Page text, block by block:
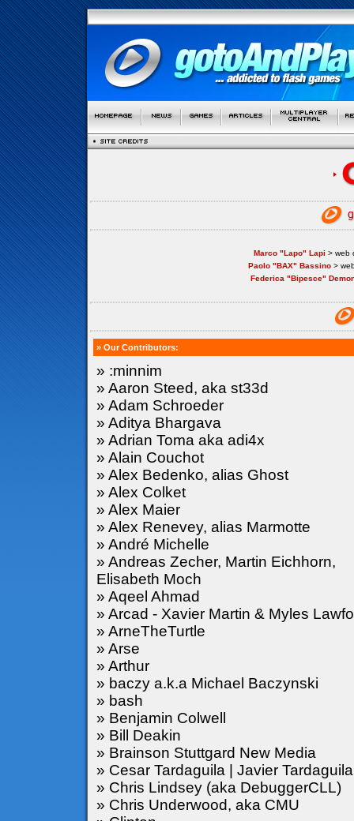
Marco "Lapo" Lapi > web
Paolo "BAX" Bassino >
Federica "Bipesce"
» Our Contributors:
» :minnim
» Aaron Steed, aka st33d
» Adam Schroeder
» Aditya Bhargava
» Adrian Toma aka adi4x
» Alain Couchot
» Alex Bedenko, alias Ghost
» Alex Colket
» Alex Maier
» Alex Renevey, alias Marmotte
» André Michelle
» Andreas Zecher, Martin Eichhorn,
Elisabeth Moch
» Aqeel Ahmad
» Arcad - Xavier Martin & Myles
» ArneTheTurtle
» Arse
» Arthur
» baczy a.k.a Michael Baczynski
» bash
» Benjamin Colwell
» Bill Deakin
» Brainson Stuttgard New Media
» Cesar Tardaguila | Javier Tardaguila
» Chris Lindsey (aka DebuggerCLL)
» Chris Underwood, aka CMU